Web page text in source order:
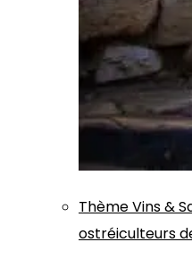
ThèmeVins &
ostréiculteurs